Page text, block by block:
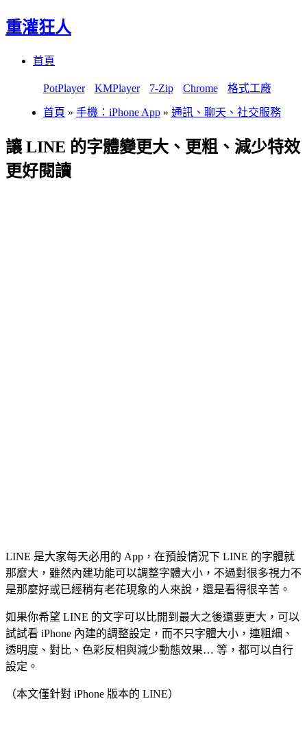
重灌狂人
首頁
PotPlayer KMPlayer 7-Zip Chrome 格式工廠
首頁 » 手機：iPhone App » 通訊、聊天、社交服務
讓 LINE 的字體變更大、更粗、減少特效
更好閱讀
LINE 是大家每天必用的 App，在預設情況下 LINE 的字體就
那麼大，雖然內建功能可以調整字體大小，不過對很多視力不
是那麼好或已經稍有老花現象的人來說，還是看得很辛苦。
如果你希望 LINE 的文字可以比開到最大之後還要更大，可以
試試看 iPhone 內建的調整設定，而不只字體大小，連粗細、
透明度、對比、色彩反相與減少動態效果… 等，都可以自行
設定。
（本文僅針對 iPhone 版本的 LINE）